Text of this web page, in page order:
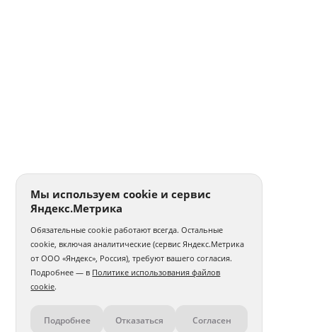
Контакты
Мы используем cookie и сервис
Яндекс.Метрика
Обязательные cookie работают всегда. Остальные
cookie, включая аналитические (сервис Яндекс.Метрика
от ООО «Яндекс», Россия), требуют вашего согласия.
Подробнее — в Политике использования файлов
cookie.
Подробнее Отказаться Согласен